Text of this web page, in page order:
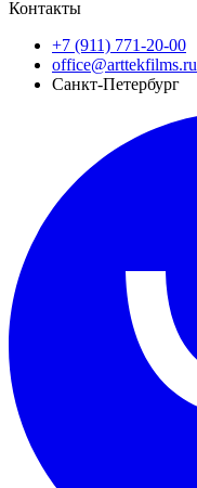
Контакты
+7 (911) 771-20-00
office@arttekfilms.ru
Санкт-Петербург